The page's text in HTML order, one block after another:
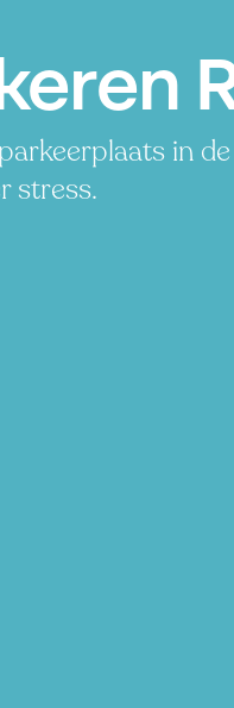
in
stress.